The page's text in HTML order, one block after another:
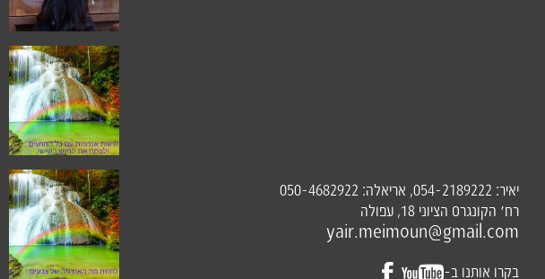
יאיר: 054-2189222, אריאלה: 050-4682922
רח׳ הקונגרס הציוני 18, עפולה
yair.meimoun@gmail.com
בקרו אותנו ב-